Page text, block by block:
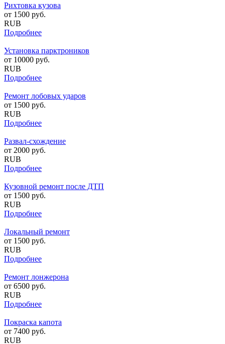
Рихтовка кузова
от 1500 руб.
RUB
Подробнее
Установка парктроников
от 10000 руб.
RUB
Подробнее
Ремонт лобовых ударов
от 1500 руб.
RUB
Подробнее
Развал-схождение
от 2000 руб.
RUB
Подробнее
Кузовной ремонт после ДТП
от 1500 руб.
RUB
Подробнее
Локальный ремонт
от 1500 руб.
RUB
Подробнее
Ремонт лонжерона
от 6500 руб.
RUB
Подробнее
Покраска капота
от 7400 руб.
RUB